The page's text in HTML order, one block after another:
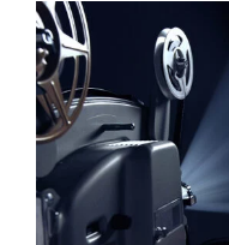
View
Larger
Image